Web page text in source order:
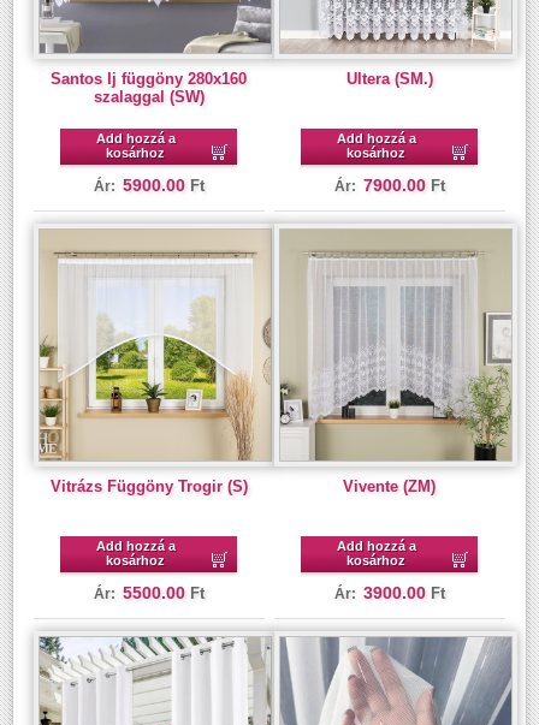
Santos Ij függöny 280x160
szalaggal (SW)
Add hozzá a
kosárhoz
Ár: 5900.00 Ft
Ultera (SM.)
Add hozzá a
kosárhoz
Ár: 7900.00 Ft
Vitrázs Függöny Trogir (S)
Add hozzá a
kosárhoz
Ár: 5500.00 Ft
Vivente (ZM)
Add hozzá a
kosárhoz
Ár: 3900.00 Ft